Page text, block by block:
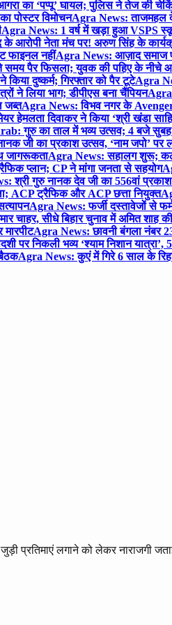
का ‘पप्पू’ घायल; पुलिस ने तेज की
पोस्टर विमोचनAgra News: ताजमहल
Agra News: 1 वर्ष में खड़ा हुआ VSPS
के आरोपी नेता मंच पर! अरुण सिंह के
फाइनल नहींAgra News: आज़ाद समाज
पैर फिसला; युवक की पहिए के नीचे
दुष्कर्म; गिरफ्तार को पैर टूटेAgra
ने लिया भाग; डीपीएस बना चैंपियनAgra
जब्तAgra News: विभव नगर के
हेमलता दिवाकर ने किया ‘श्री खंडा
गुरु का ताल में भव्य उत्सव; 4 बजे
जी का प्रकाश उत्सव, ‘नाम जपो’ पर
जागरूकताAgra News: सहालग शुरू;
प्लान; CP ने मांगा जनता से सहयोग
श्री गुरु नानक देव जी का 556वां प्रकाश
ACP ट्रैफिक और ACP छत्ता नियुक्त
Agra News: फर्जी दस्तावेजों से
चाहर, सीधे बिहार चुनाव में अमित शाह
Agra News: छावनी बंगला नंबर
पर निकली भव्य ‘श्याम निशान यात्रा’,
Agra News: कुएं में गिरे 6 साल के
प्रतिमाएं लगाने को लेकर नाराजगी